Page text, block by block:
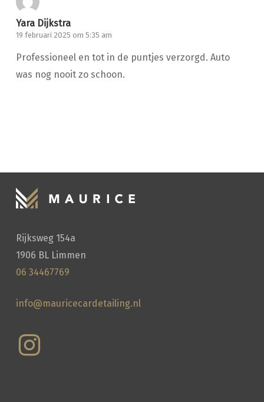
Yara Dijkstra
19 februari 2025 om 5:35 am
Professioneel en tot in de puntjes verzorgd. Auto
was nog nooit zo schoon.
Rijksweg 154a
1906 BL Limmen
06 34467769
info@mauricecardetailing.nl